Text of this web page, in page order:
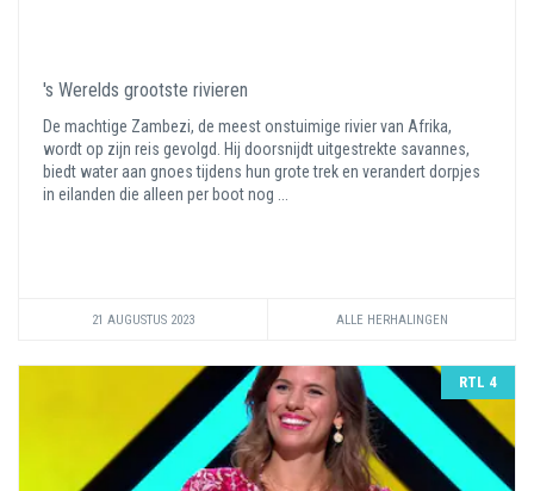
's Werelds grootste rivieren
De machtige Zambezi, de meest onstuimige rivier van Afrika,
wordt op zijn reis gevolgd. Hij doorsnijdt uitgestrekte savannes,
biedt water aan gnoes tijdens hun grote trek en verandert dorpjes
in eilanden die alleen per boot nog ...
21 AUGUSTUS 2023 ALLE HERHALINGEN
RTL 4